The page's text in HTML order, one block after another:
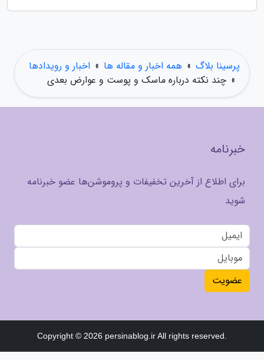
پرسینا بلاگ » همه اخبار و مقاله ها » اخبار و رویدادها
» چند نکته درباره ماسک و پوست و عوارض بعدی
خبرنامه
برای اطلاع از آخرین تخفیفات و پروموشن‌ها عضو خبرنامه
شوید
عضویت
Copyright © 2026 persinablog.ir All rights reserved.